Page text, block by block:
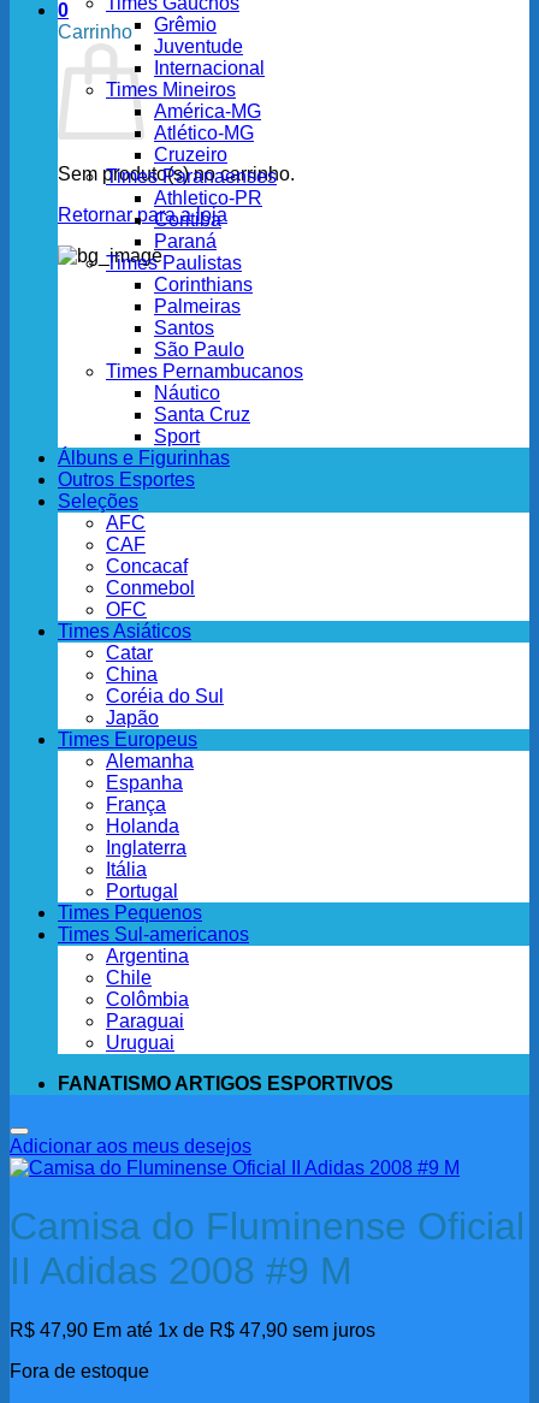
0
Carrinho
Sem produto(s) no carrinho.
Retornar para a loja
Grêmio
Juventude
Internacional
Times Mineiros
América-MG
Atlético-MG
Cruzeiro
Times Paranaenses
Athletico-PR
Coritiba
Paraná
Times Paulistas
Corinthians
Palmeiras
Santos
São Paulo
Times Pernambucanos
Náutico
Santa Cruz
Sport
Álbuns e Figurinhas
Outros Esportes
Seleções
AFC
CAF
Concacaf
Conmebol
OFC
Times Asiáticos
Catar
China
Coréia do Sul
Japão
Times Europeus
Alemanha
Espanha
França
Holanda
Inglaterra
Itália
Portugal
Times Pequenos
Times Sul-americanos
Argentina
Chile
Colômbia
Paraguai
Uruguai
FANATISMO ARTIGOS ESPORTIVOS
Adicionar aos meus desejos
Camisa do Fluminense Oficial
II Adidas 2008 #9 M
R$ 47,90 Em até 1x de R$ 47,90 sem juros
Fora de estoque